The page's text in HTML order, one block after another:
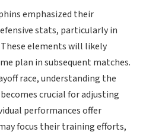
emphasized their
stats, particularly in
elements will likely
plan in subsequent matches.
race, understanding the
crucial for adjusting
performances offer
focus their training efforts,